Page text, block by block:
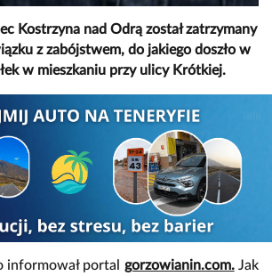
Kostrzyna nad Odrą został zatrzymany
z zabójstwem, do jakiego doszło w
w mieszkaniu przy ulicy Krótkiej.
informował portal gorzowianin.com.Jak